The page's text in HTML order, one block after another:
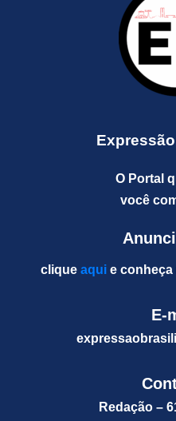
O Portal
você
clique aquie conheça
E-
Redação –